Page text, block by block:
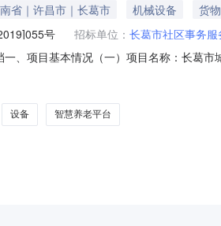
省｜许昌市｜长葛市 机械设备
货物
号 招标单位： 长葛市社区事务
一、项目基本情况（一）项目名称：长葛
2017)319号）、《下达2018年中央用于社
设备 智慧养老平台